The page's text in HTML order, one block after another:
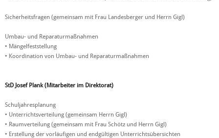
Sicherheitsfragen (gemeinsam mit Frau Landesberger und Herrn Gigl)
Umbau- und Reparaturmaßnahmen
• Mängelfeststellung
• Koordination von Umbau- und Reparaturmaßnahmen
StD Josef Plank (Mitarbeiter im Direktorat)
Schuljahresplanung
• Unterrichtsverteilung (gemeinsam Herrn Gigl)
• Raumverteilung (gemeinsam mit Frau Schötz und Herrn Gigl)
• Erstellung der vorläufigen und endgültigen Unterrichtsübersichten